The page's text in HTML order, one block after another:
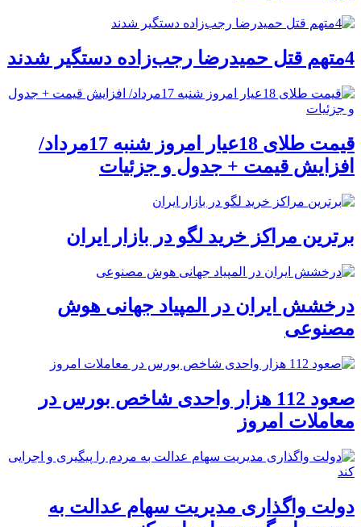
4متهم قتل حمیدرضا رجب‌زاده دستگیر شدند
قیمت طلای 18عیار امروز شنبه 17مرداد/
افزایش قیمت + جدول و جزئیات
برترین مراکز خرید لگو در بازار ایران
درخشش ایران در المپیاد جهانی هوش
مصنوعی
صعود 112 هزار واحدی شاخص بورس در
معاملات امروز
دولت واگذاری مدیریت سهام عدالت به